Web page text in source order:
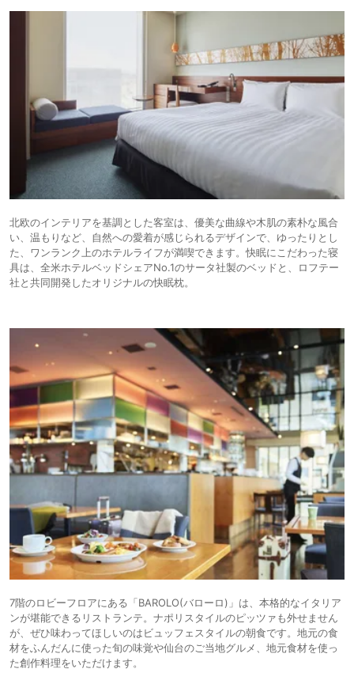
北欧のインテリアを基調とした客室は、優美な曲線や木肌の素朴な風合
い、温もりなど、自然への愛着が感じられるデザインで、ゆったりとし
た、ワンランク上のホテルライフが満喫できます。快眠にこだわった寝
具は、全米ホテルベッドシェアNo.1のサータ社製のベッドと、ロフテー
社と共同開発したオリジナルの快眠枕。
7階のロビーフロアにある「BAROLO(バローロ)」は、本格的なイタリア
ンが堪能できるリストランテ。ナポリスタイルのピッツァも外せません
が、ぜひ味わってほしいのはビュッフェスタイルの朝食です。地元の食
材をふんだんに使った旬の味覚や仙台のご当地グルメ、地元食材を使っ
た創作料理をいただけます。